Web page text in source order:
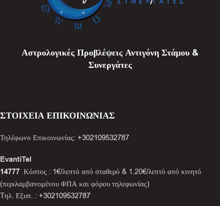
Αστρολογικές Προβλέψεις Αντιγόνη Στάμου &
Συνεργάτες
ΣΤΟΙΧΕΙΑ ΕΠΙΚΟΙΝΩΝΙΑΣ
Τηλέφωνο Επικοινωνίας: +302109532787
EvantiTel
14777 Κόστος : 1€/λεπτό από σταθερό & 1,20€/λεπτό από κινητό
(περιλαμβανομένου ΦΠΑ και φόρου τηλεφωνίας)
Tηλ. Εξυπ. : +302109532787